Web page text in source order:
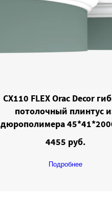
CX110 FLEX Orac Decor
потолочный плинтус
дюрополимера
4455 руб.
Подробнее